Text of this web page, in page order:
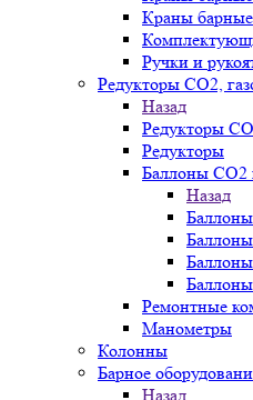
Краны барные
Ручки и
Редукторы СО2,
Назад
Редукторы
Редукторы
Баллоны СО2
Назад
Ремонтные
Манометры
Колонны
Барное
Назад